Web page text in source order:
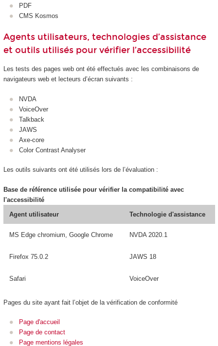
PDF
CMS Kosmos
Agents utilisateurs, technologies d’assistance
et outils utilisés pour vérifier l’accessibilité
Les tests des pages web ont été effectués avec les combinaisons de
navigateurs web et lecteurs d’écran suivants :
NVDA
VoiceOver
Talkback
JAWS
Axe-core
Color Contrast Analyser
Les outils suivants ont été utilisés lors de l’évaluation :
Base de référence utilisée pour vérifier la compatibilité avec
l'accessibilité
Agent utilisateur
Technologie d'assistance
MS Edge chromium, Google Chrome NVDA 2020.1
Firefox 75.0.2 JAWS 18
Safari VoiceOver
Pages du site ayant fait l’objet de la vérification de conformité
Page d'accueil
Page de contact
Page mentions légales